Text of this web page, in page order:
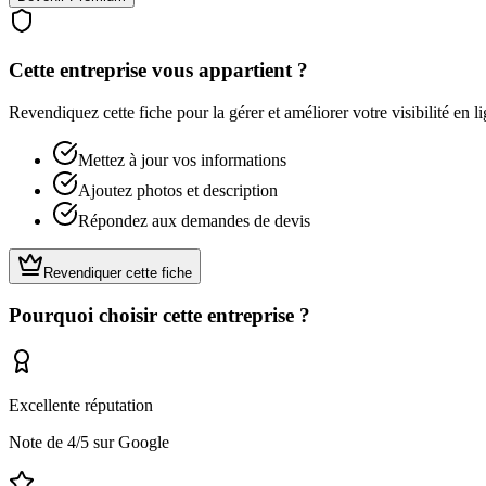
Cette entreprise vous appartient ?
Revendiquez cette fiche pour la gérer et améliorer votre visibilité en
Mettez à jour vos informations
Ajoutez photos et description
Répondez aux demandes de devis
Revendiquer cette fiche
Pourquoi choisir cette entreprise ?
Excellente réputation
Note de 4/5 sur Google